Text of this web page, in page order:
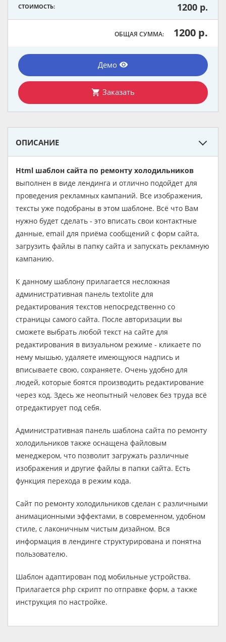
СТОИМОСТЬ: 1200 р.
ОБЩАЯ СУММА: 1200 р.
Демо remove_red_eye
shopping_cart Заказать
ОПИСАНИЕ
Html шаблон сайта по ремонту холодильников
выполнен в виде лендинга и отлично подойдет для
проведения рекламных кампаний. Все изображения,
тексты уже подобраны в этом шаблоне. Всё что Вам
нужно будет сделать - это вписать свои контактные
данные, email для приёма сообщений с форм сайта,
загрузить файлы в папку сайта и запускать рекламную
кампанию.
К данному шаблону прилагается несложная
административная панель textolite для
редактирования текстов непосредственно со
страницы самого сайта. После авторизации вы
сможете выбрать любой текст на сайте для
редактирования в визуальном режиме - кликаете по
нему мышью, удаляете имеющуюся надпись и
вписываете свою, сохраняете. Очень удобно для
людей, которые боятся производить редактирование
через код. Здесь же неопытный человек без труда всё
отредактирует под себя.
Административная панель шаблона сайта по ремонту
холодильников также оснащена файловым
менеджером, что позволит загружать различные
изображения и другие файлы в папки сайта. Есть
функция перехода в режим кода.
Сайт по ремонту холодильников сделан с различными
анимационными эффектами, в современном, удобном
стиле, с лаконичным чистым дизайном. Вся
информация в лендинге структурирована и понятна
пользователю.
Шаблон адаптирован под мобильные устройства.
Прилагается php скрипт по отправке форм, а также
инструкция по настройке.